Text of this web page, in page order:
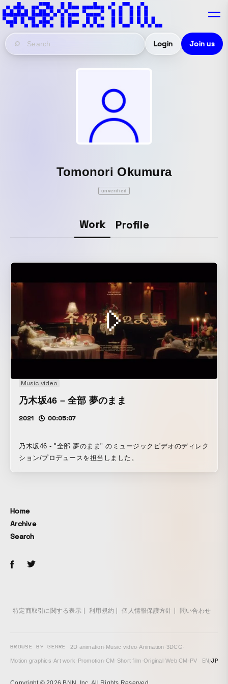
Login Join us
Tomonori Okumura
unverified
Work Profile
Music video
乃木坂46 – 全部 夢のまま
2021 00:05:07
乃木坂46 - "全部 夢のまま" のミュージックビデオのディレク
ション/プロデュースを担当しました。
Home
Archive
Search
特定商取引に関する表示 利用規約 個人情報保護方針 問い合わせ
BROWSE BY GENRE 2D animation· Music video·Animation·3DCG·
Motion graphics·Art work· Promotion·CM · Short film·Original ·Web CM · PV EN/JP